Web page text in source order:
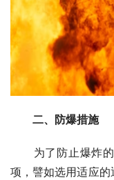
二、防爆措施
为了防止爆炸的
项，譬如选用适应